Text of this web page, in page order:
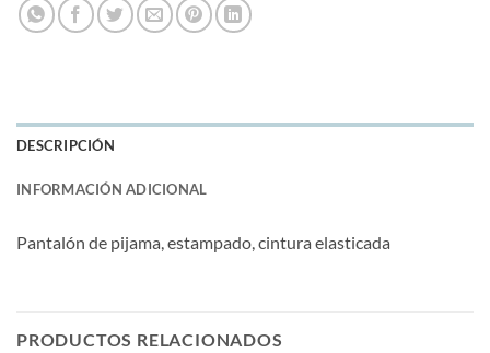
DESCRIPCIÓN
INFORMACIÓN ADICIONAL
Pantalón de pijama, estampado, cintura elasticada
PRODUCTOS RELACIONADOS